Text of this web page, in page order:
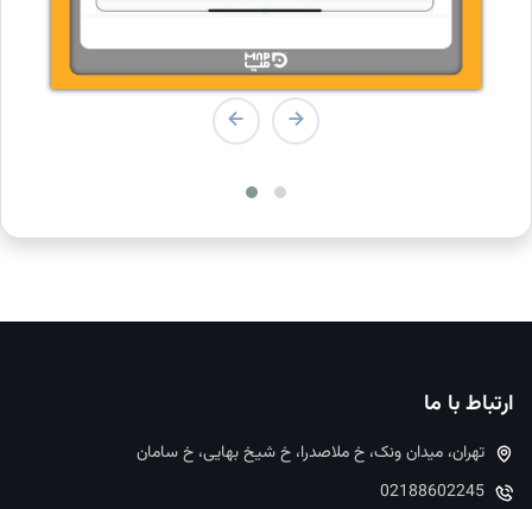
ارتباط با ما
تهران، میدان ونک، خ ملاصدرا، خ شیخ بهایی، خ سامان
02188602245